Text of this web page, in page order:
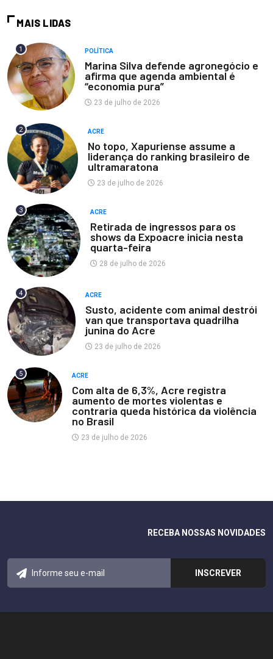
MAIS LIDAS
1 POLÍTICA
Marina Silva defende agronegócio e
afirma que agenda ambiental é
“economia pura”
23 de julho de 2026
2 ACRE
No topo, Xapuriense assume a
liderança do ranking brasileiro de
ultramaratona
23 de julho de 2026
3 ACRE
Retirada de ingressos para os
shows da Expoacre inicia nesta
quarta-feira
28 de julho de 2026
4 ACRE
Susto, acidente com animal destrói
van que transportava quadrilha
junina do Acre
23 de julho de 2026
5 ACRE
Com alta de 6,3%, Acre registra
aumento de mortes violentas e
contraria queda histórica da violência
no Brasil
23 de julho de 2026
RECEBA NOSSAS NOVIDADES